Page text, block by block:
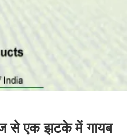
से एक झटके में गायब